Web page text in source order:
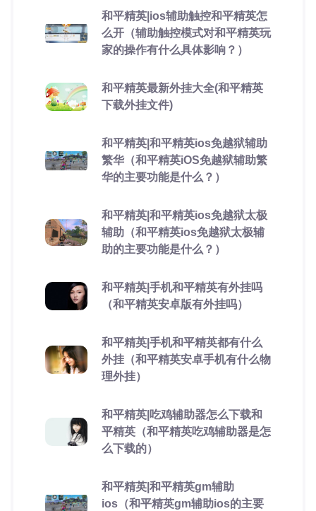
和平精英|ios辅助触控和平精英怎
么开（辅助触控模式对和平精英玩
家的操作有什么具体影响？）
和平精英最新外挂大全(和平精英
下载外挂文件)
和平精英|和平精英ios免越狱辅助
繁华（和平精英iOS免越狱辅助繁
华的主要功能是什么？）
和平精英|和平精英ios免越狱太极
辅助（和平精英ios免越狱太极辅
助的主要功能是什么？）
和平精英|手机和平精英有外挂吗
（和平精英安卓版有外挂吗）
和平精英|手机和平精英都有什么
外挂（和平精英安卓手机有什么物
理外挂）
和平精英|吃鸡辅助器怎么下载和
平精英（和平精英吃鸡辅助器是怎
么下载的）
和平精英|和平精英gm辅助
ios（和平精英gm辅助ios的主要